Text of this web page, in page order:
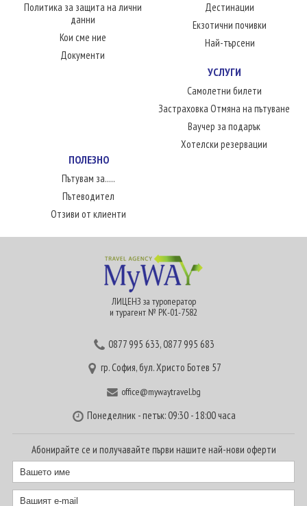
Политика за защита на лични
данни
Кои сме ние
Документи
Дестинации
Екзотични почивки
Най-търсени
УСЛУГИ
Самолетни билети
Застраховка Отмяна на пътуване
Ваучер за подарък
Хотелски резервации
ПОЛЕЗНО
Пътувам за.....
Пътеводител
Отзиви от клиенти
ЛИЦЕНЗ за туроператор
и турагент № РК-01-7582
0877 995 633,0877 995 683
гр. София, бул. Христо Ботев 57
office@mywaytravel.bg
Понеделник - петък: 09:30 - 18:00 часа
Абонирайте се и получавайте първи нашите най-нови оферти